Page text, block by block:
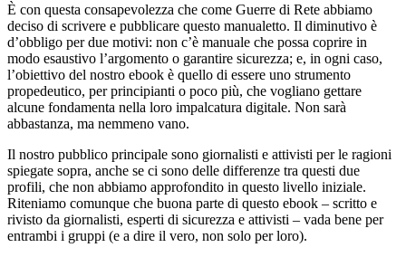
È con questa consapevolezza che come Guerre di Rete abbiamo
deciso di scrivere e pubblicare questo manualetto. Il diminutivo è
d’obbligo per due motivi: non c’è manuale che possa coprire in
modo esaustivo l’argomento o garantire sicurezza; e, in ogni caso,
l’obiettivo del nostro ebook è quello di essere uno strumento
propedeutico, per principianti o poco più, che vogliano gettare
alcune fondamenta nella loro impalcatura digitale. Non sarà
abbastanza, ma nemmeno vano.
Il nostro pubblico principale sono giornalisti e attivisti per le ragioni
spiegate sopra, anche se ci sono delle differenze tra questi due
profili, che non abbiamo approfondito in questo livello iniziale.
Riteniamo comunque che buona parte di questo ebook – scritto e
rivisto da giornalisti, esperti di sicurezza e attivisti – vada bene per
entrambi i gruppi (e a dire il vero, non solo per loro).